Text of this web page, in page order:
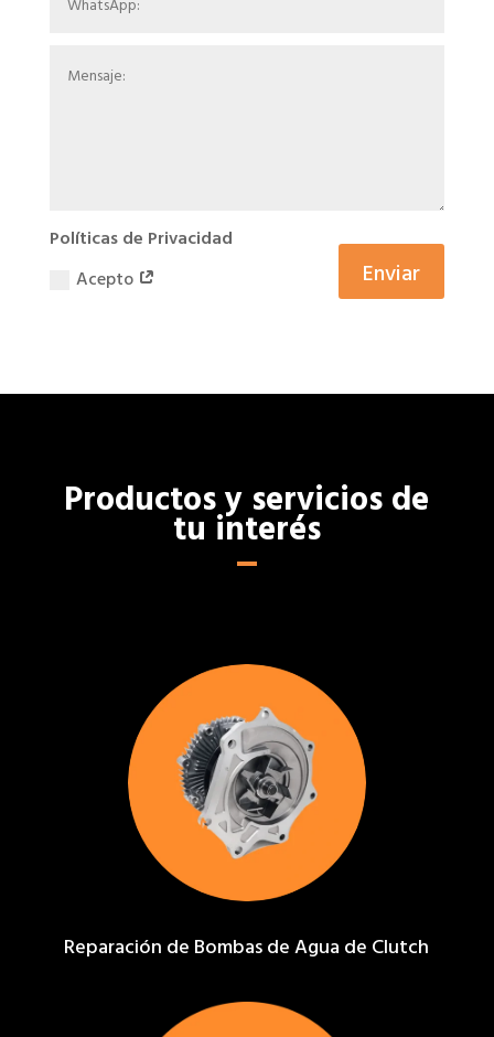
Políticas de Privacidad
Acepto
Enviar
Productos y servicios de
tu interés
Reparación de Bombas de Agua de Clutch